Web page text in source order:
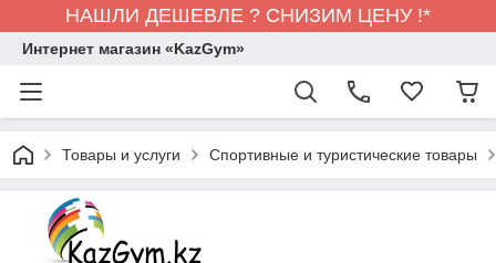
НАШЛИ ДЕШЕВЛЕ ? СНИЗИМ ЦЕНУ !*
Интернет магазин «KazGym»
Товары и услуги Спортивные и туристические товары